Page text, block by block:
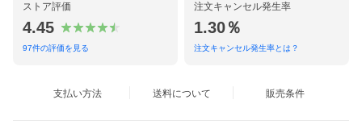
ストア評価
4.45
97件の評価を見る
注文キャンセル発生率
1.30％
注文キャンセル発生率とは？
支払い方法 送料について 販売条件